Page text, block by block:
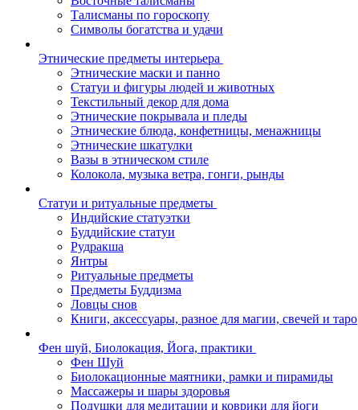
Талисманы по гороскопу
Символы богатства и удачи
Этнические предметы интерьера
Этнические маски и панно
Статуи и фигуры людей и животных
Текстильный декор для дома
Этнические покрывала и пледы
Этнические блюда, конфетницы, менажницы
Этнические шкатулки
Вазы в этническом стиле
Колокола, музыка ветра, гонги, рынды
Статуи и ритуальные предметы
Индийские статуэтки
Буддийские статуи
Рудракша
Янтры
Ритуальные предметы
Предметы Буддизма
Ловцы снов
Книги, аксессуары, разное для магии, свечей и таро
Фен шуй, Биолокация, Йога, практики
Фен Шуй
Биолокационные маятники, рамки и пирамиды
Массажеры и шары здоровья
Подушки для медитации и коврики для йоги